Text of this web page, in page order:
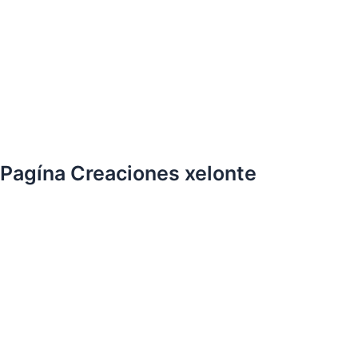
Pagína Creaciones xelonte